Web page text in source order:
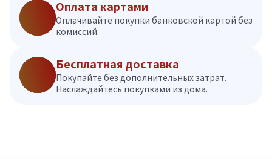
Оплата картами
Оплачивайте покупки банковской картой без
комиссий.
Бесплатная доставка
Покупайте без дополнительных затрат.
Наслаждайтесь покупками из дома.